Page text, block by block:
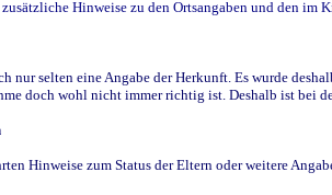
Hinweise zu den Ortsangaben und den im
nur selten eine Angabe der Herkunft. Es wurde
doch wohl nicht immer richtig ist. Deshalb ist bei
Hinweise zum Status der Eltern oder weitere